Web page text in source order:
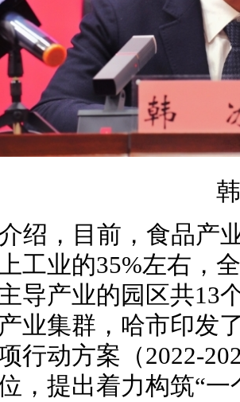
绍，目前，食品产
工业的35%左右，
导产业的园区共13
业集群，哈市印发
行动方案（2022-
，提出着力构筑“